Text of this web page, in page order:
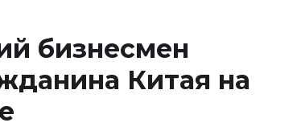
бизнесмен
Китая на